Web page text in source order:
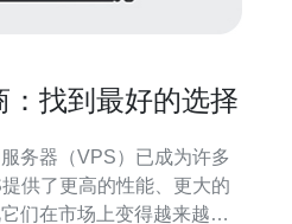
找到最好的选择
务器（VPS）已成为许多
供了更高的性能、更大的
们在市场上变得越来越受